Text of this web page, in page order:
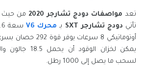
تعد مواصفات دودج تشارجر 2020
من حيث
تأتي دودج تشارجر SXT بـ محرك V6
يمكن لخزان
لسحب ما يصل إلى 1000 رطل.